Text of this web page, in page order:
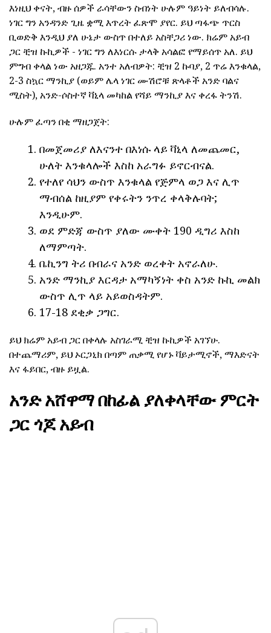
እነዚህ ቀናት, ብዙ ሰዎች ራሳቸውን ስብነት ሁሉም ዓይነት ይለብሳሉ.
ነገር ግን አንዳንድ ጊዜ ቋሚ እጥረት ፈጽሞ ያየር. ይህ ጣፋጭ ጥርስ
ቢወድቅ እንዲህ ያለ ሁኔታ ውስጥ በተለይ አስቸጋሪ ነው. ክሬም አይብ
ጋር ቺዝ ኩኪዎች - ነገር ግን ለእነርሱ ታላቅ አሳልፎ የማይሰጥ አለ. ይህ
ምግብ ቀላል ነው አዘጋጁ. አንተ አለብዎት: ቺዝ 2 ኩባያ, 2 ጥሬ እንቁላል,
2-3 ስኳር ማንኪያ (ወይም ሌላ ነገር ሙሽሮቹ ጽላቶች አንድ ባልና
ሚስት), አንድ-ሶስተኛ ቫኒላ መካከል የሻይ ማንኪያ እና ቀረፋ ትንሽ.
ሁሉም ፈጣን በቂ ማዘጋጀት:
በመጀመሪያ ለእናንተ በእነሱ ላይ ቫኒላ ለመጨመር,
ሁለት እንቁላሎች እስከ አራግፉ ይኖርብናል.
የተለየ ሳህን ውስጥ እንቁላል የጅምላ ወጋ እና ሊጥ
ማብሰል ከዚያም የቀሩትን ንጥረ ቀላቅሉባት;
እንዲሁም.
ወደ ምድጃ ውስጥ ያለው ሙቀት 190 ዲግሪ እስከ
ለማምጣት.
ቤኪንግ ትሪ በብራና አንድ ወረቀት አኖራለሁ.
አንድ ማንኪያ እርዳታ አማካኝነት ቀስ አንድ ኩኪ መልክ
ውስጥ ሊጥ ላይ አይወስዳትም.
17-18 ደቂቃ ጋግር.
ይህ ክሬም አይብ ጋር በቀላሉ አስገራሚ ቺዝ ኩኪዎች አገኘሁ.
በተጨማሪም, ይህ ኦርጋኒክ በጣም ጠቃሚ የሆኑ ቫይታሚኖች, ማእድናት
እና ፋይበር, ብዙ ይዟል.
አንድ አሸዋማ በከፊል ያለቀላቸው ምርት
ጋር ጎጆ አይብ